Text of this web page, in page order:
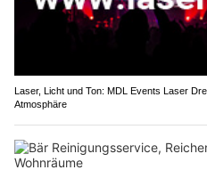
Laser, Licht und Ton: MDL Events Laser
Atmosphäre